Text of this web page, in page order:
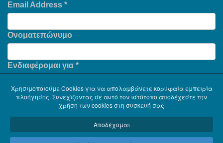
Email Address *
Ονοματεπώνυμο
Ενδιαφέρομαι για *
Χρησιμοποιούμε Cookies για να απολαμβάνετε κορυφαία εμπειρία
πλοήγησης. Συνεχίζοντας σε αυτό τον ιστότοπο αποδέχεστε την
χρήση των cookies στη συσκευή σας
Αποδέχομαι